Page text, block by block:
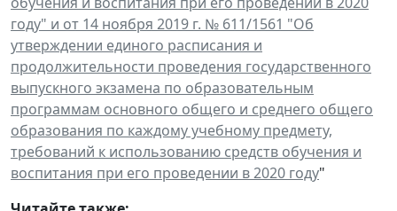
году" и от 14 ноября 2019 г. № 611/1561 "Об
утверждении единого расписания и
продолжительности проведения государственного
выпускного экзамена по образовательным
программам основного общего и среднего общего
образования по каждому учебному предмету,
требований к использованию средств обучения и
воспитания при его проведении в 2020 году"